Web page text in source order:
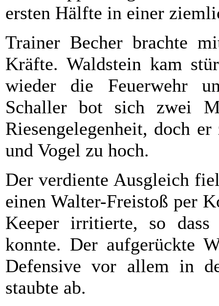
ersten Hälfte in einer
Trainer Becher brachte
Kräfte. Waldstein kam
wieder die Feuerwehr
Schaller bot sich zwei
Riesengelegenheit, doch
und Vogel zu hoch.
Der verdiente Ausgleich
einen Walter-Freistoß per
Keeper irritierte, so
konnte. Der aufgerückte
Defensive vor allem in
staubte ab.